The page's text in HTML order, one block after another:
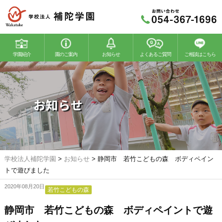
学園紹介 園のご案内
若竹幼稚園 若竹こどもの森
お知らせ よくあるご質問 ご相談はこちら
お知らせ
学校法人補陀学園 > お知らせ> 静岡市 若竹こどもの森 ボディペイン
トで遊びました
2020年08月20日 若竹こどもの森
静岡市 若竹こどもの森 ボディペイントで遊